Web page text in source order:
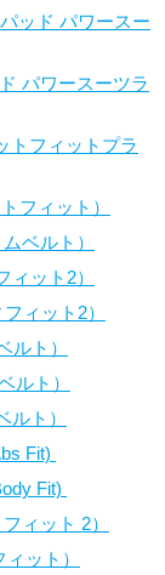
ッド パワースー
パワースーツラ
トフィットプラ
フィット）
ベルト）
ット2）
ィット2）
ルト）
ルト）
ト）
Fit)
Fit)
ィット 2）
ット）